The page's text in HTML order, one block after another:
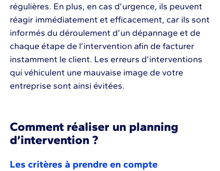
régulières. En plus, en cas d’urgence, ils peuvent
réagir immédiatement et efficacement, car ils sont
informés du déroulement d’un dépannage et de
chaque étape de l’intervention afin de facturer
instamment le client. Les erreurs d’interventions
qui véhiculent une mauvaise image de votre
entreprise sont ainsi évitées.
Comment réaliser un planning
d’intervention ?
Les critères à prendre en compte